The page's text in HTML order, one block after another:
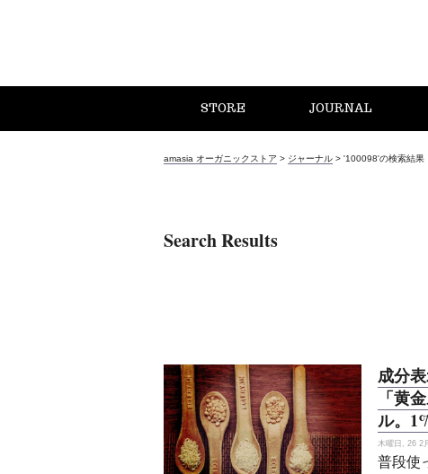
STORE JOURNAL
amasia オーガニックストア > ジャーナル > '100098'の検索結果
Search Results
成分
「黄
ル。
木曜日, 26 2
普段使